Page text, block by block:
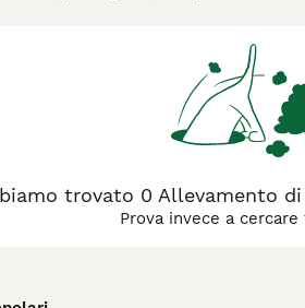
trovato 0 Allevamento
Prova invece a